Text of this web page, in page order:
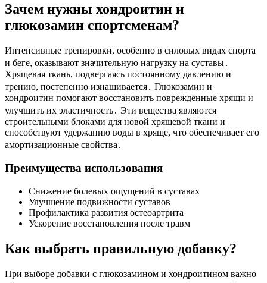
Зачем нужны хондроитин и
глюкозамин спортсменам?
Интенсивные тренировки, особенно в силовых видах спорта
и беге, оказывают значительную нагрузку на суставы․
Хрящевая ткань, подвергаясь постоянному давлению и
трению, постепенно изнашивается․ Глюкозамин и
хондроитин помогают восстановить поврежденные хрящи и
улучшить их эластичность․ Эти вещества являются
строительными блоками для новой хрящевой ткани и
способствуют удержанию воды в хряще, что обеспечивает его
амортизационные свойства․
Преимущества использования
Снижение болевых ощущений в суставах
Улучшение подвижности суставов
Профилактика развития остеоартрита
Ускорение восстановления после травм
Как выбрать правильную добавку?
При выборе добавки с глюкозамином и хондроитином важно